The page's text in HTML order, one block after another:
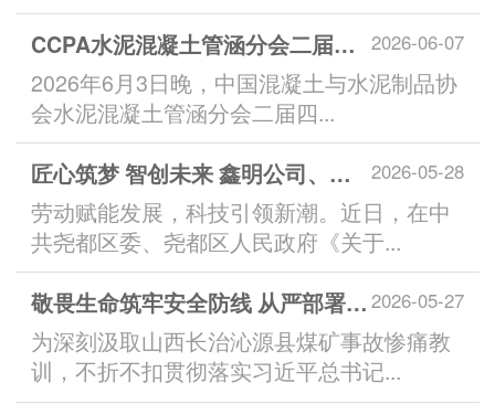
2026-06-07
CCPA水泥混凝土管涵分会二届四次理事会召开
2026年6月3日晚，中国混凝土与水泥制品协
会水泥混凝土管涵分会二届四...
2026-05-28
匠心筑梦 智创未来 鑫明公司、张燕燕同获模范荣誉
劳动赋能发展，科技引领新潮。近日，在中
共尧都区委、尧都区人民政府《关于...
2026-05-27
敬畏生命筑牢安全防线 从严部署压实管控责任 集团召开安全生产专题会议
为深刻汲取山西长治沁源县煤矿事故惨痛教
训，不折不扣贯彻落实习近平总书记...